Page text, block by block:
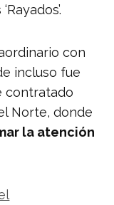
con
incluso fue
contratado
Norte, donde
la atención